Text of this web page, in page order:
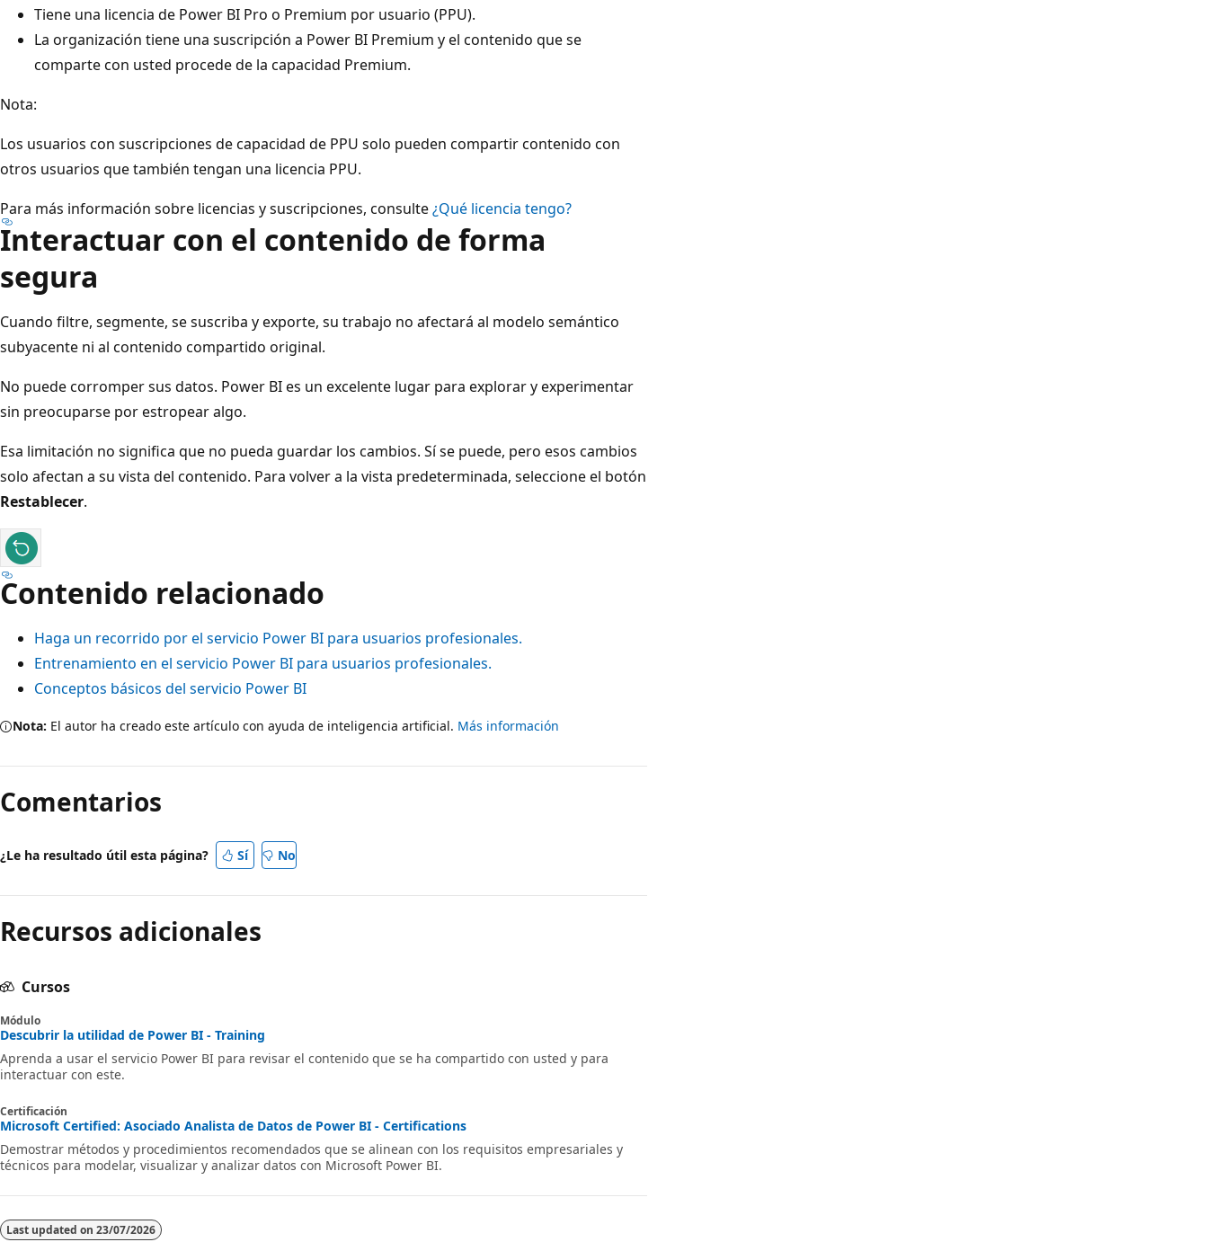
Tiene una licencia de Power BI Pro o Premium por usuario (PPU).
La organización tiene una suscripción a Power BI Premium y el contenido que se
comparte con usted procede de la capacidad Premium.
Nota:
Los usuarios con suscripciones de capacidad de PPU solo pueden compartir contenido con
otros usuarios que también tengan una licencia PPU.
Para más información sobre licencias y suscripciones, consulte¿Qué licencia tengo?
Interactuar con el contenido de forma
segura
Cuando filtre, segmente, se suscriba y exporte, su trabajo no afectará al modelo semántico
subyacente ni al contenido compartido original.
No puede corromper sus datos. Power BI es un excelente lugar para explorar y experimentar
sin preocuparse por estropear algo.
Esa limitación no significa que no pueda guardar los cambios. Sí se puede, pero esos cambios
solo afectan a su vista del contenido. Para volver a la vista predeterminada, seleccione el botón
Restablecer.
Contenido relacionado
Haga un recorrido por el servicio Power BI para usuarios profesionales.
Entrenamiento en el servicio Power BI para usuarios profesionales.
Conceptos básicos del servicio Power BI
Nota: El autor ha creado este artículo con ayuda de inteligencia artificial. Más información
Comentarios
¿Le ha resultado útil esta página? Sí No
Recursos adicionales
Cursos
Módulo
Descubrir la utilidad de Power BI - Training
Aprenda a usar el servicio Power BI para revisar el contenido que se ha compartido con usted y para
interactuar con este.
Certificación
Microsoft Certified: Asociado Analista de Datos de Power BI - Certifications
Demostrar métodos y procedimientos recomendados que se alinean con los requisitos empresariales y
técnicos para modelar, visualizar y analizar datos con Microsoft Power BI.
Last updated on 23/07/2026